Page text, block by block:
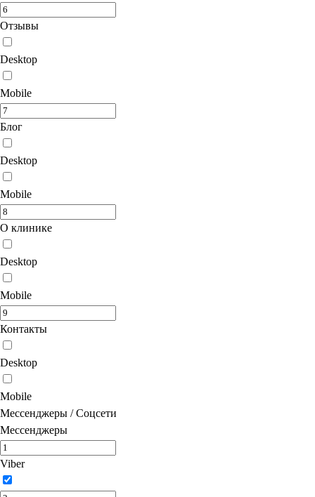
Отзывы
Desktop
Mobile
Блог
Desktop
Mobile
О клинике
Desktop
Mobile
Контакты
Desktop
Mobile
Мессенджеры / Соцсети
Мессенджеры
Viber